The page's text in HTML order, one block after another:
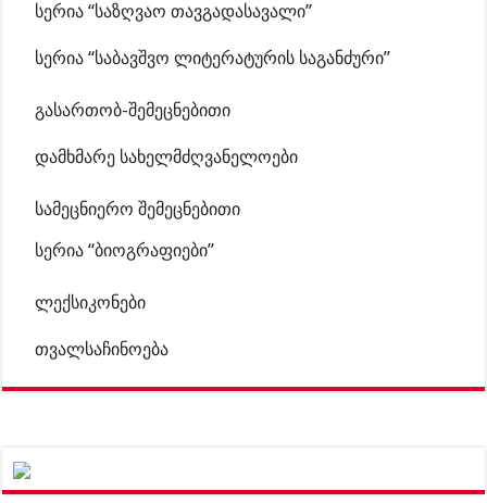
სერია “საზღვაო თავგადასავალი”
სერია “საბავშვო ლიტერატურის საგანძური”
გასართობ-შემეცნებითი
დამხმარე სახელმძღვანელოები
სამეცნიერო შემეცნებითი
სერია “ბიოგრაფიები”
ლექსიკონები
თვალსაჩინოება